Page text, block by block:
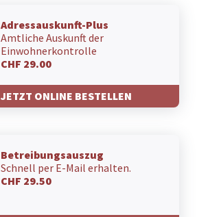
Adressauskunft-Plus
Amtliche Auskunft der
Einwohnerkontrolle
CHF 29.00
JETZT ONLINE BESTELLEN
Betreibungsauszug
Schnell per E-Mail erhalten.
CHF 29.50